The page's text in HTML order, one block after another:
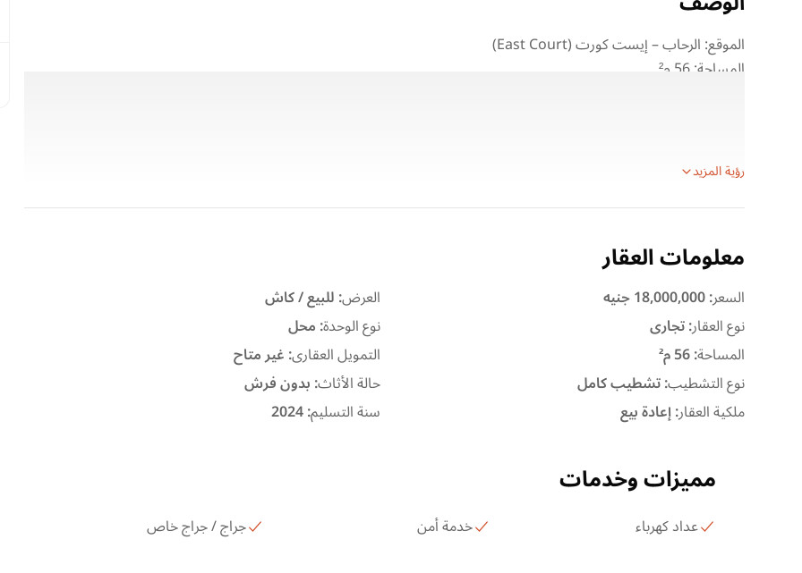
الموقع: الرحاب – إيست كورت (East Court)
المساحة: 56 م²
رؤية المزيد
معلومات العقار
السعر:18,000,000 جنيه العرض:للبيع / كاش
نوع العقار:تجارى نوع الوحدة:محل
المساحة:56 م² التمويل العقارى:غير متاح
نوع التشطيب:تشطيب كامل حالة الأثاث:بدون فرش
ملكية العقار:إعادة بيع سنة التسليم:
2024
مميزات وخدمات
عداد كهرباء خدمة أمن جراج / جراج خاص